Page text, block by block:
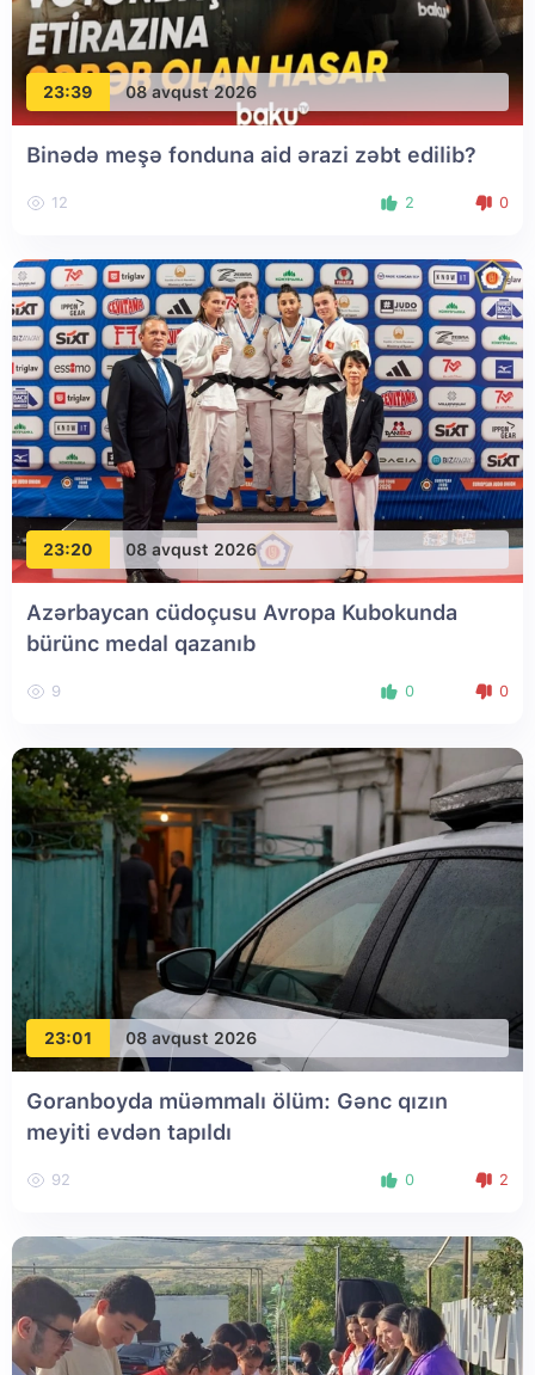
23:39 08 avqust 2026
Binədə meşə fonduna aid ərazi zəbt edilib?
12 2 0
23:20 08 avqust 2026
Azərbaycan cüdoçusu Avropa Kubokunda
bürünc medal qazanıb
9 0 0
23:01 08 avqust 2026
Goranboyda müəmmalı ölüm: Gənc qızın
meyiti evdən tapıldı
92 0 2